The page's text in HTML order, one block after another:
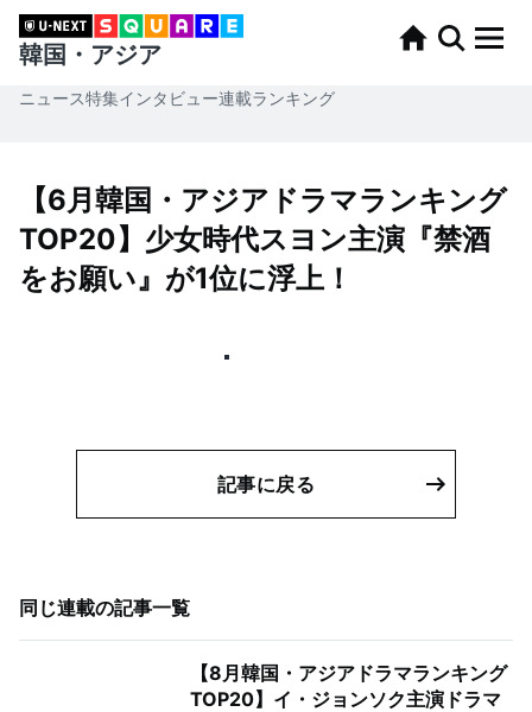
韓国・アジア
ニュース特集インタビュー連載ランキング
【6月韓国・アジアドラマランキング
TOP20】少女時代スヨン主演『禁酒
をお願い』が1位に浮上！
記事に戻る
同じ連載の記事一覧
【8月韓国・アジアドラマランキング
TOP20】イ・ジョンソク主演ドラマ